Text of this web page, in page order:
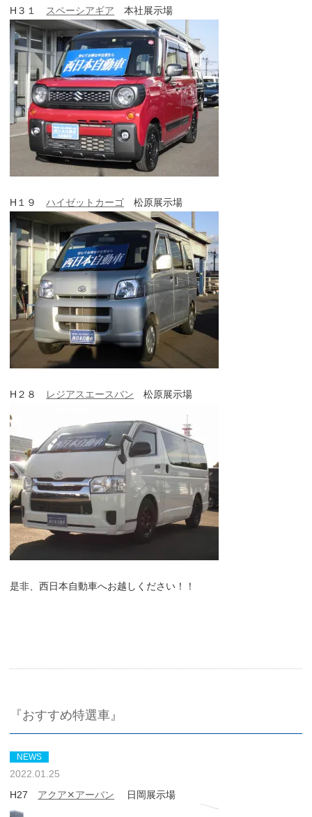
H３１ スペーシアギア 本社展示場
H１９ハイゼットカーゴ 松原展示場
H２８ レジアスエースバン 松原展示場
是非、西日本自動車へお越しください！！
『おすすめ特選車』
NEWS
2022.01.25
H27 アクア✕アーバン 日岡展示場